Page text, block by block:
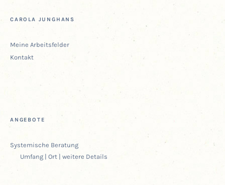
CARO­LA JUNGHANS
Mei­ne Arbeitsfelder
Kon­takt
ANGE­BO­TE
Sys­te­mi­sche Beratung
Umfang | Ort | wei­te­re Details